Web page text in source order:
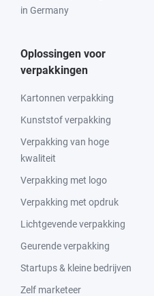
in Germany
Oplossingen voor
verpakkingen
Kartonnen verpakking
Kunststof verpakking
Verpakking van hoge
kwaliteit
Verpakking met logo
Verpakking met opdruk
Lichtgevende verpakking
Geurende verpakking
Startups & kleine bedrijven
Zelf marketeer